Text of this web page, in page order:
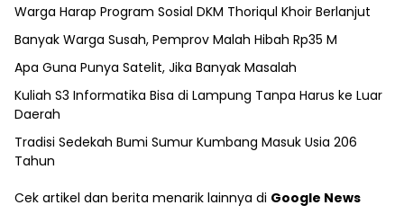
Warga Harap Program Sosial DKM Thoriqul Khoir Berlanjut
Banyak Warga Susah, Pemprov Malah Hibah Rp35 M
Apa Guna Punya Satelit, Jika Banyak Masalah
Kuliah S3 Informatika Bisa di Lampung Tanpa Harus ke Luar
Daerah
Tradisi Sedekah Bumi Sumur Kumbang Masuk Usia 206
Tahun
Cek artikel dan berita menarik lainnya di Google News